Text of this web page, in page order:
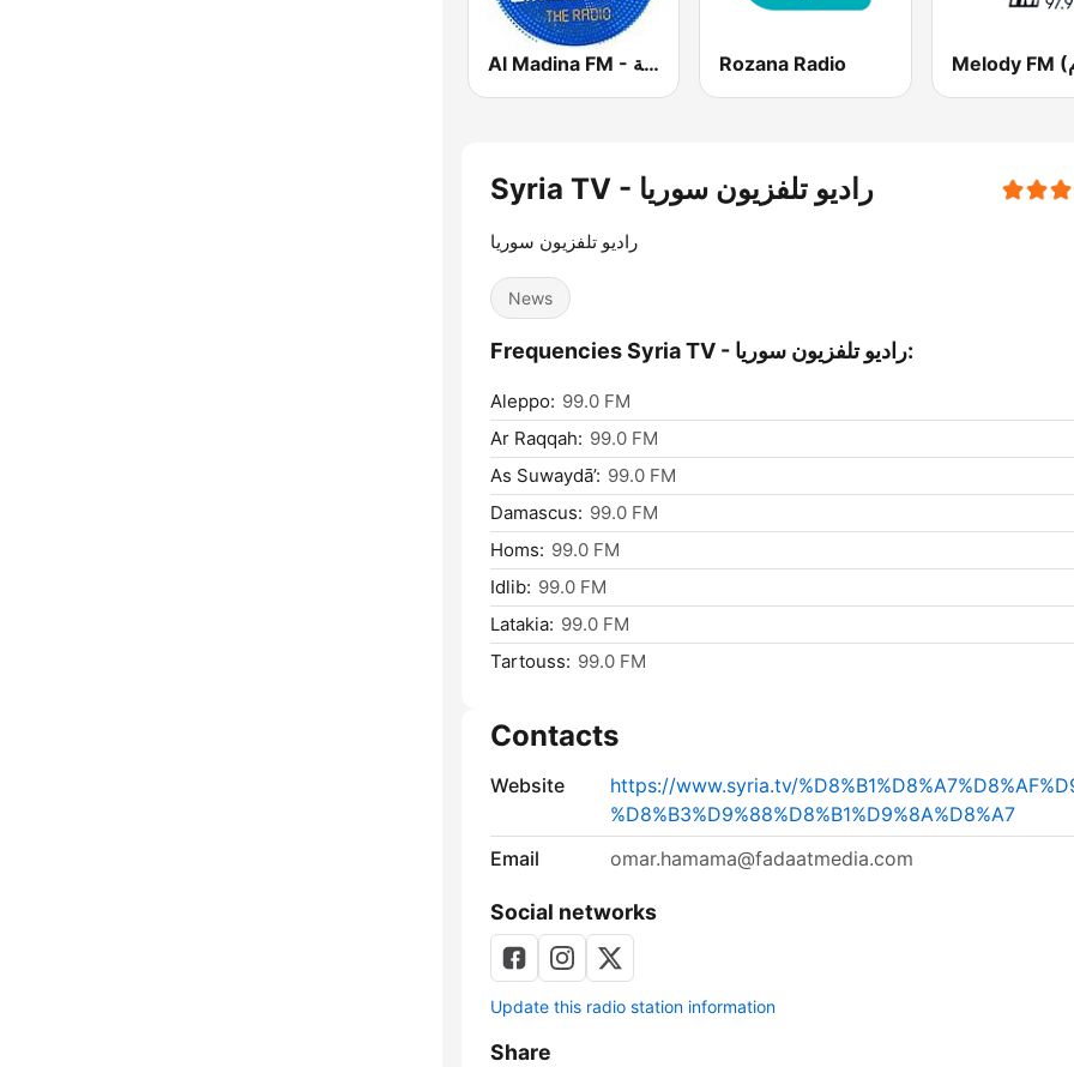
Al Madina FM - المدينة Rozana Radio
Syria TV - راديو تلفزيون سوريا
راديو تلفزيون سوريا
News
Frequencies Syria TV - راديو تلفزيون سوريا:
Aleppo: 99.0 FM
Ar Raqqah: 99.0 FM
As Suwaydā’: 99.0 FM
Damascus: 99.0 FM
Homs: 99.0 FM
Idlib: 99.0 FM
Latakia: 99.0 FM
Tartouss: 99.0 FM
Contacts
Website
https://www.syria.tv/
%D8%B3%D9%88%D8%B1%D9%8A%D8%A7
Email
omar.hamama@fadaatmedia.com
Social networks
Update this radio station information
Share